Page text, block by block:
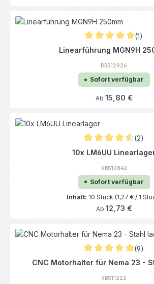
Durchschnittliche
(1)
Linearführung MGN9H
RBS12926
Sofort verfügbar
Regulärer Preis:
Ab 15,80 €
Durchschnittliche
(2)
10x LM6UU
RBS10842
Sofort verfügbar
Inhalt: 10 Stück (1,27 € / 1
Regulärer Preis:
Ab 12,73 €
Durchschnittliche
(9)
CNC Motorhalter für Nema 23 -
RBS11222